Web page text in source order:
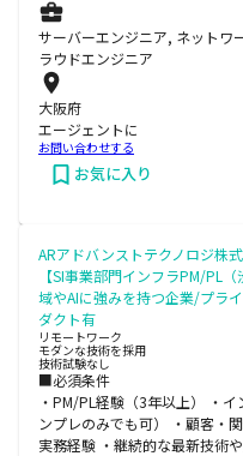
サーバーエンジニア, ネットワ
ラウドエンジニア
大阪府
エージェントに
お問い合わせする
お気に入り
ARアドバンストテクノロジ株
【SI事業部門インフラPM/PL
域やAIに強みを持つ企業/プラ
ダクト有
リモートワーク
モダンな技術を採用
技術試験なし
■必須条件
・PM/PL経験（3年以上） ・
ンプレのみでも可） ・顧客・
実務経験 ・継続的な最新技術